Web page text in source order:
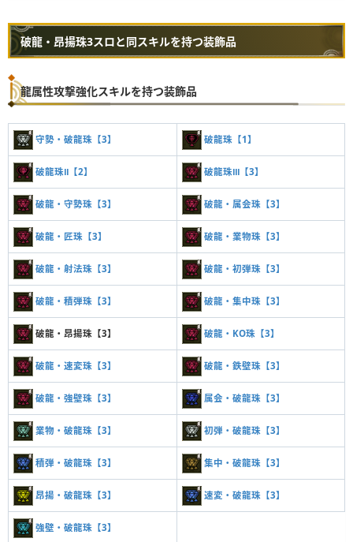
破龍・昂揚珠3スロと同スキルを持つ装飾品
龍属性攻撃強化スキルを持つ装飾品
守勢・破龍珠【3】 破龍珠【1】
破龍珠Ⅱ【2】 破龍珠Ⅲ【3】
破龍・守勢珠【3】 破龍・属会珠【3】
破龍・匠珠【3】 破龍・業物珠【3】
破龍・射法珠【3】 破龍・初弾珠【3】
破龍・積弾珠【3】 破龍・集中珠【3】
破龍・昂揚珠【3】 破龍・KO珠【3】
破龍・速変珠【3】 破龍・鉄壁珠【3】
破龍・強壁珠【3】 属会・破龍珠【3】
業物・破龍珠【3】 初弾・破龍珠【3】
積弾・破龍珠【3】 集中・破龍珠【3】
昂揚・破龍珠【3】 速変・破龍珠【3】
強壁・破龍珠【3】